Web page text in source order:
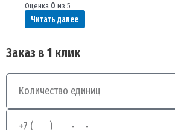
Оценка 0 из 5
Читать далее
Заказ в 1 клик
Количество
Телефон